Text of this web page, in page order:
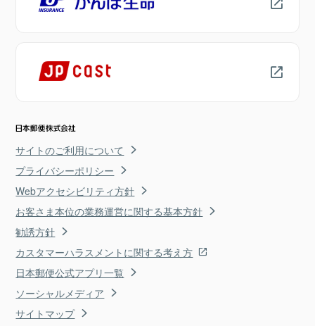
サイトのご利用について
プライバシーポリシー
Webアクセシビリティ方針
お客さま本位の業務運営に関する基本方針
勧誘方針
カスタマーハラスメントに関する考え方
日本郵便公式アプリ一覧
ソーシャルメディア
サイトマップ